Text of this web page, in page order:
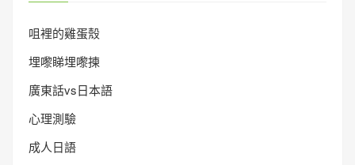
咀裡的雞蛋殼
埋嚟睇埋嚟揀
廣東話vs日本語
心理測驗
成人日語